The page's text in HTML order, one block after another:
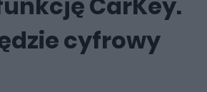
cyfrowy